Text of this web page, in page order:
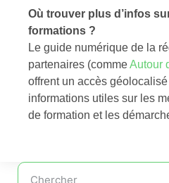
Où trouver plus d’infos
formations ?
Le guide numérique de la
partenaires (commeAutour
offrent un accès
informations utiles sur les
de formation et les